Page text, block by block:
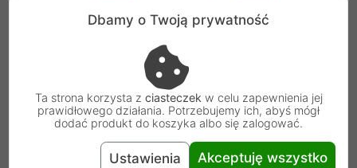
Dbamy o Twoją prywatność
Ta strona korzysta z ciasteczek w celu zapewnienia jej
prawidłowego działania. Potrzebujemy ich, abyś mógł
dodać produkt do koszyka albo się zalogować.
Ustawienia Akceptuję wszystko